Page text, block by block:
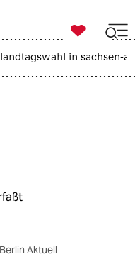

taz zahl ich
landtagswahl in sachsen-
Berlin Aktuell